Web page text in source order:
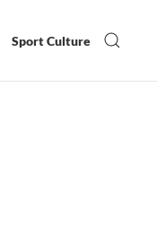
Sport Culture